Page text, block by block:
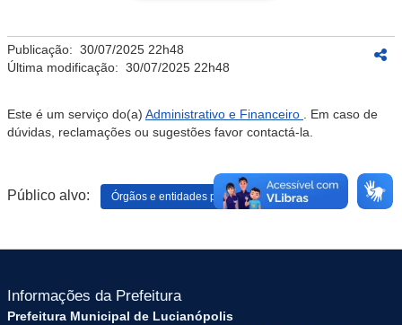
Publicação: 30/07/2025 22h48
Última modificação: 30/07/2025 22h48
Este é um serviço do(a) Administrativo e Financeiro
. Em caso de
dúvidas, reclamações ou sugestões favor contactá-la.
Público alvo: Órgãos e entidades públicas
Informações da Prefeitura
Prefeitura Municipal de Lucianópolis